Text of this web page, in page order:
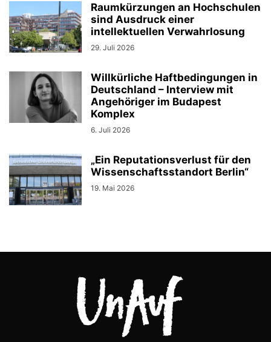
Raumkürzungen an Hochschulen
sind Ausdruck einer
intellektuellen Verwahrlosung
29. Juli 2026
Willkürliche Haftbedingungen in
Deutschland – Interview mit
Angehöriger im Budapest
Komplex
6. Juli 2026
„Ein Reputationsverlust für den
Wissenschaftsstandort Berlin“
19. Mai 2026